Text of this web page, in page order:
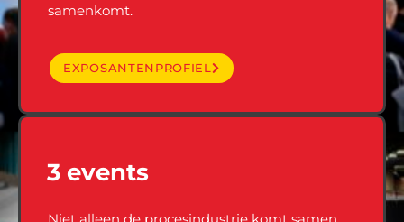
samenkomt.
EXPOSANTENPROFIEL
3 events